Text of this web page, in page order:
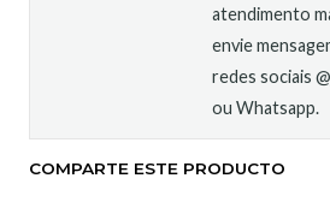
atendimento
envie
redes sociais
ou Whatsapp.
COMPARTE ESTE PRODUCTO